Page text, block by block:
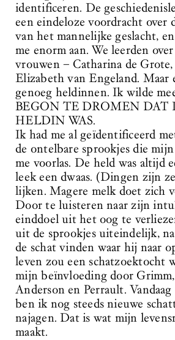
identificeren. De
een eindeloze voordracht over
van het mannelijke geslacht,
me enorm aan. We leerden
vrouwen – Catharina de Grote,
Elizabeth van Engeland. Maar
genoeg heldinnen. Ik wilde
BEGON TE DROMEN DAT
HELDIN WAS.
Ik had me al geïdentificeerd
de ontelbare sprookjes die
me voorlas. De held was altijd
leek een dwaas. (Dingen zijn
lijken. Magere melk doet zich
Door te luisteren naar zijn
einddoel uit het oog te
uit de sprookjes uiteindelijk,
de schat vinden waar hij naar
leven zou een schatzoektocht
mijn beïnvloeding door
Anderson en Perrault.
ben ik nog steeds nieuwe
najagen. Dat is wat mijn
maakt.